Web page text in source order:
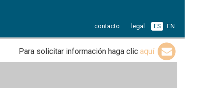
contacto legal ES EN
Para solicitar información haga clicaquí